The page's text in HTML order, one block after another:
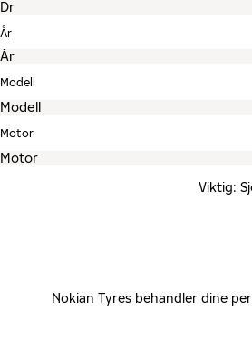
År
Modell
Motor
Viktig:
Nokian Tyres behandler dine